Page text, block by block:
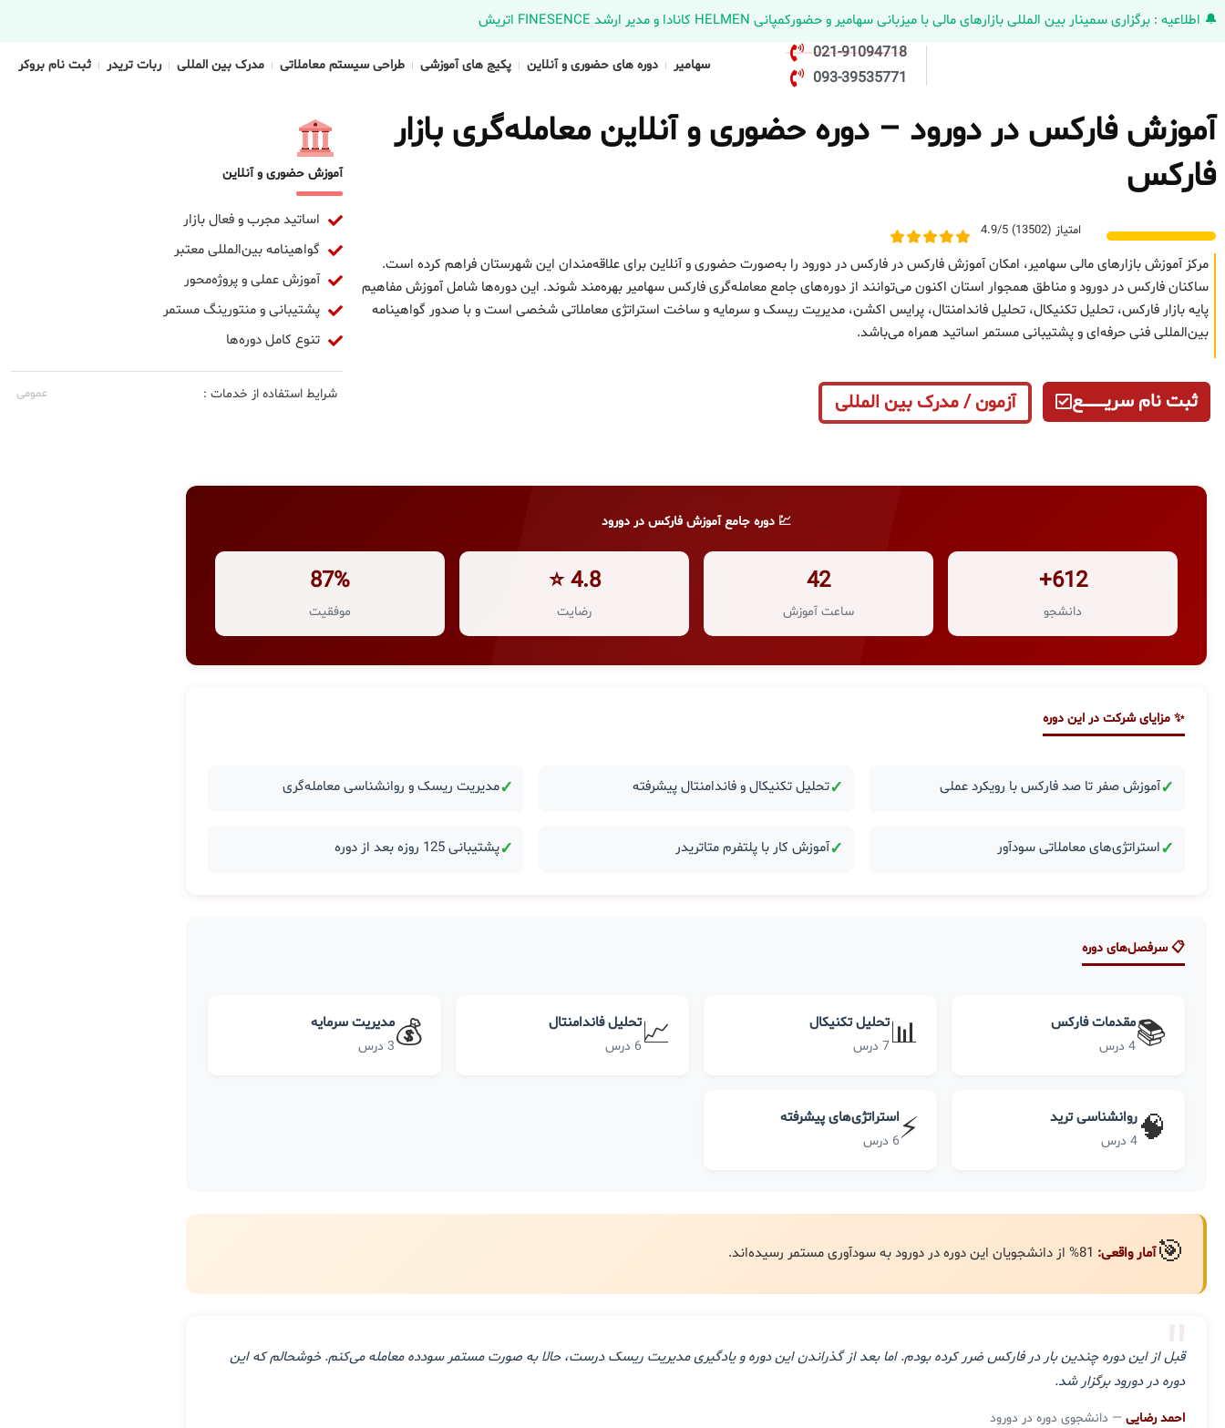
🔔 اطلاعیه : برگزاری سمینار بین المللی بازارهای مالی با میزبانی سهامیر و حضورکمپانی HELMEN کانادا و مدیر ارشد FINESENCE اتریش
021-91094718
093-39535771
سهامیر دوره های حضوری و آنلاین پکیج های آموزشی طراحی سیستم معاملاتی مدرک بین المللی ربات تریدر ثبت نام بروکر
آموزش فارکس در دورود – دوره حضوری و آنلاین معامله‌گری بازار
فارکس
امتیاز (13502) 4.9/5
مرکز آموزش بازارهای مالی سهامیر، امکان آموزش فارکس در فارکس در دورود را به‌صورت حضوری و آنلاین برای علاقه‌مندان این شهرستان فراهم کرده است.
ساکنان فارکس در دورود و مناطق همجوار استان اکنون می‌توانند از دوره‌های جامع معامله‌گری فارکس سهامیر بهره‌مند شوند. این دوره‌ها شامل آموزش مفاهیم
پایه بازار فارکس، تحلیل تکنیکال، تحلیل فاندامنتال، پرایس اکشن، مدیریت ریسک و سرمایه و ساخت استراتژی معاملاتی شخصی است و با صدور گواهینامه
بین‌المللی فنی حرفه‌ای و پشتیبانی مستمر اساتید همراه می‌باشد.
ثبت نام سریــــــــــــع آزمون / مدرک بین المللی
آموزش حضوری و آنلاین
اساتید مجرب و فعال بازار
گواهینامه بین‌المللی معتبر
آموزش عملی و پروژه‌محور
پشتیبانی و منتورینگ مستمر
تنوع کامل دوره‌ها
شرایط استفاده از خدمات : عمومی
💹 دوره جامع آموزش فارکس در دورود
612+
دانشجو
42
ساعت آموزش
4.8 ⭐
رضایت
87%
موفقیت
✨ مزایای شرکت در این دوره
✓آموزش صفر تا صد فارکس با رویکرد عملی ✓تحلیل تکنیکال و فاندامنتال پیشرفته ✓مدیریت ریسک و روانشناسی معامله‌گری
✓استراتژی‌های معاملاتی سودآور ✓آموزش کار با پلتفرم متاتریدر ✓پشتیبانی 125 روزه بعد از دوره
📋 سرفصل‌های دوره
📚مقدمات فارکس
4 درس 📊تحلیل تکنیکال
7 درس 📈تحلیل فاندامنتال
6 درس 💰مدیریت سرمایه
3 درس
🧠روانشناسی ترید
4 درس ⚡استراتژی‌های پیشرفته
6 درس
🎯آمار واقعی:
"
قبل از این دوره چندین بار در فارکس ضرر کرده بودم. اما بعد از گذراندن این دوره و یادگیری مدیریت ریسک درست، حالا به صورت مستمر سودده معامله می‌کنم. خوشحالم که این
دوره در دورود برگزار شد.
احمد رضایی — دانشجوی دوره در دورود